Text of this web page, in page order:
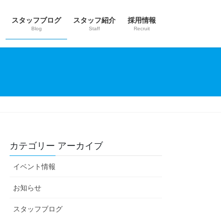
スタッフブログ
Blog
スタッフ紹介
Staff
採用情報
Recruit
カテゴリー アーカイブ
イベント情報
お知らせ
スタッフブログ